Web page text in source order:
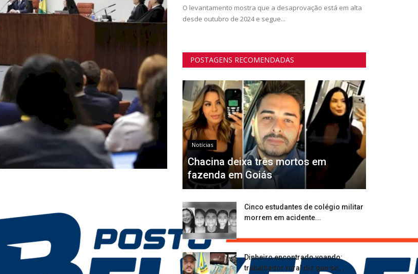
O levantamento mostra que a desaprovação está em alta
desde outubro de 2024 e segue...
POSTAGENS RECOMENDADAS
Notícias
Chacina deixa três mortos em
fazenda em Goiás
Cinco estudantes de colégio militar
morrem em acidente...
Dinheiro encontrado voando:
trabalhador rural diz que se...